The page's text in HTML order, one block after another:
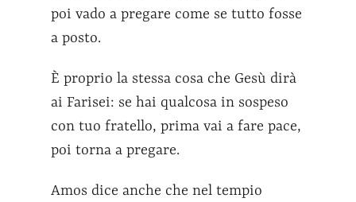
poi vado a pregare come se tutto fosse
a posto.
È proprio la stessa cosa che Gesù dirà
ai Farisei: se hai qualcosa in sospeso
con tuo fratello, prima vai a fare pace,
poi torna a pregare.
Amos dice anche che nel tempio